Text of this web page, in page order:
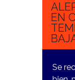
EN
Se